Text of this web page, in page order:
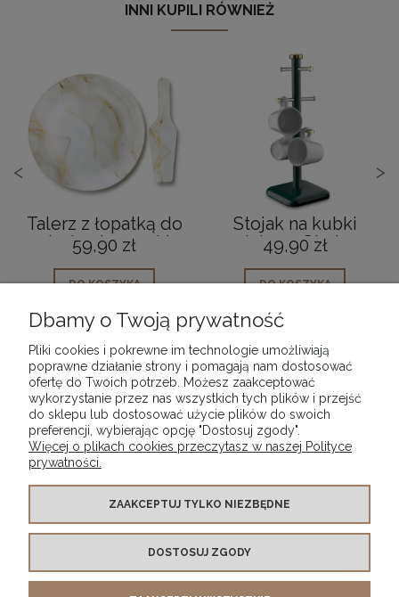
INNI KUPILI RÓWNIEŻ
<
Talerz z łopatką do
ciasta elegancki
59,90 zł
DO KOSZYKA
Stojak na kubki
stalowy Starke
cm
49,90 zł
DO KOSZYKA
>
POMOC
MOJE KONTO
PŁATNOŚCI I DOSTAWA
INFORMACJE
Dbamy o Twoją prywatność
Pliki cookies i pokrewne im technologie umożliwiają
poprawne działanie strony i pomagają nam dostosować
ofertę do Twoich potrzeb. Możesz zaakceptować
wykorzystanie przez nas wszystkich tych plików i przejść
do sklepu lub dostosować użycie plików do swoich
preferencji, wybierając opcję "Dostosuj zgody".
Więcej o plikach cookies przeczytasz w naszej Polityce
prywatności.
ZAAKCEPTUJ TYLKO NIEZBĘDNE
DOSTOSUJ ZGODY